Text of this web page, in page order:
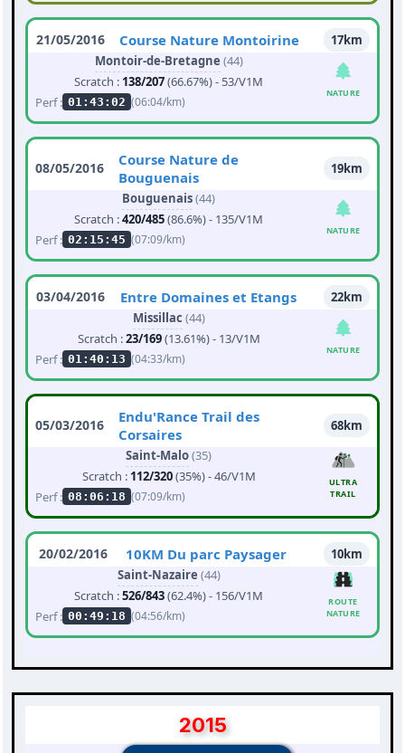
21/05/2016 Course Nature Montoirine
17km
Montoir-de-Bretagne (44)
Scratch : 138/207(66.67%) - 53/V1M
Perf : 01:43:02 (06:04/km)
NATURE
08/05/2016
Course Nature de
Bouguenais
19km
Bouguenais(44)
Scratch :420/485(86.6%) - 135/V1M
Perf : 02:15:45 (07:09/km)
NATURE
03/04/2016 Entre Domaines et Etangs
22km
Missillac (44)
Scratch :23/169(13.61%) - 13/V1M
Perf : 01:40:13 (04:33/km)
NATURE
05/03/2016
Endu'Rance Trail des
Corsaires
68km
Saint-Malo(35)
Scratch : 112/320(35%) - 46/V1M
Perf : 08:06:18 (07:09/km)
ULTRA
TRAIL
20/02/2016 10KM Du parc Paysager
10km
Saint-Nazaire (44)
Scratch :526/843(62.4%) - 156/V1M
Perf : 00:49:18 (04:56/km)
ROUTE
NATURE
2015